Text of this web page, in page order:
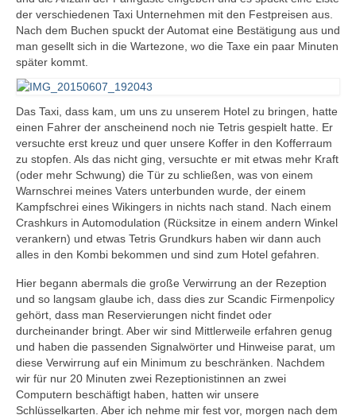
der verschiedenen Taxi Unternehmen mit den Festpreisen aus.
Nach dem Buchen spuckt der Automat eine Bestätigung aus und
man gesellt sich in die Wartezone, wo die Taxe ein paar Minuten
später kommt.
Das Taxi, dass kam, um uns zu unserem Hotel zu bringen, hatte
einen Fahrer der anscheinend noch nie Tetris gespielt hatte. Er
versuchte erst kreuz und quer unsere Koffer in den Kofferraum
zu stopfen. Als das nicht ging, versuchte er mit etwas mehr Kraft
(oder mehr Schwung) die Tür zu schließen, was von einem
Warnschrei meines Vaters unterbunden wurde, der einem
Kampfschrei eines Wikingers in nichts nach stand. Nach einem
Crashkurs in Automodulation (Rücksitze in einem andern Winkel
verankern) und etwas Tetris Grundkurs haben wir dann auch
alles in den Kombi bekommen und sind zum Hotel gefahren.
Hier begann abermals die große Verwirrung an der Rezeption
und so langsam glaube ich, dass dies zur Scandic Firmenpolicy
gehört, dass man Reservierungen nicht findet oder
durcheinander bringt. Aber wir sind Mittlerweile erfahren genug
und haben die passenden Signalwörter und Hinweise parat, um
diese Verwirrung auf ein Minimum zu beschränken. Nachdem
wir für nur 20 Minuten zwei Rezeptionistinnen an zwei
Computern beschäftigt haben, hatten wir unsere
Schlüsselkarten. Aber ich nehme mir fest vor, morgen nach dem